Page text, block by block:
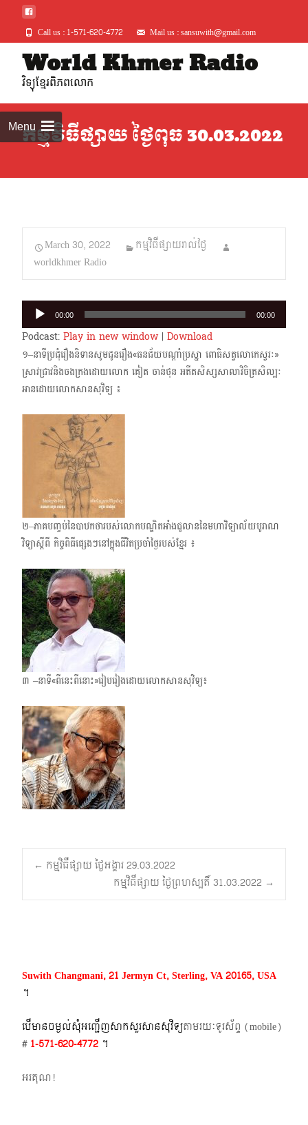
Call us : 1-571-620-4772 Mail us : sansuwith@gmail.com
World Khmer Radio
វិទ្យុខ្មែរពិភពលោក
Menuកម្មវិធីផ្សាយ ថ្ងៃពុធ 30.03.2022
March 30, 2022
កម្មវិធីផ្សាយរាល់ថ្ងៃ
worldkhmer Radio
Audio
Player
00:00 00:00
Podcast: Play in new window| Download
១–នាទីប្រជុំរឿងនិទានសូមជូនរឿង«ធនជ័យបណ្តាំប្រស្នា ពោធិសត្វលោកេស្វរៈ»
ស្រាវជ្រាវនិងចងក្រងដោយ​លោក គៀត ចាន់ថុន អតីតសិស្សសាលាវិចិត្រសិល្បៈ
អានដោយលោកសានសុវិទ្យ ៖
២–ភាគបញ្ចប់នៃបាឋកថារបស់លោកបណ្ឌិតអាំងជូលាន​នៃមហា​វិទ្យាល័យ​បូរាណ
វិទ្យាស្តីពី កិច្ចពិធីផ្សេងៗនៅក្នុងជីវិតប្រចាំថ្ងៃរបស់ខ្មែរ ៖
៣ –នាទី«ពីនេះពីនោះ»រៀបរៀងដោយលោកសានសុវិទ្យ៖
Post
navigation
← កម្មវិធីផ្សាយ ថ្ងៃអង្គារ 29.03.2022
កម្មវិធីផ្សាយ ថ្ងៃព្រហស្បតិ៍ 31.03.2022 →
Suwith Changmani, 21 Jermyn Ct, Sterling, VA 20165, USA
។​
បើមានចម្ងល់​សុំអញ្ជើញសាកសួរសានសុវិទ្យតាមរយៈទូរស័ព្ទ​ (mobile)​
# 1-571-620-4772​ ។
អរគុណ!